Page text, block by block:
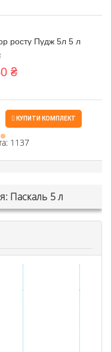
росту Пудж 5л 5 л
₴
1137
КУПИТИ КОМПЛЕКТ
Паскаль 5 л